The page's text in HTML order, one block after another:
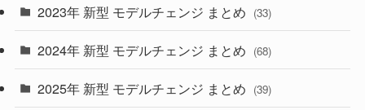
(22)
(4)
(9)
2023年 新型 モデルチェンジ まとめ (33)
2024年 新型 モデルチェンジ まとめ (68)
2025年 新型 モデルチェンジ まとめ (39)